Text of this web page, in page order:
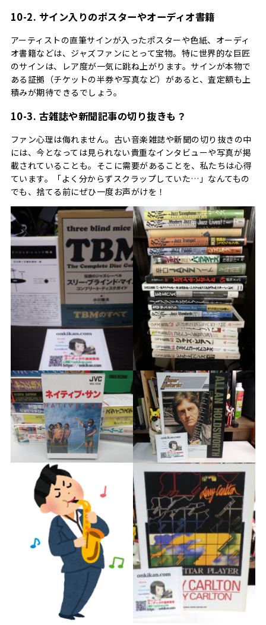
10-2. サイン入りのポスターやオーディオ書籍
アーティストの直筆サインが入ったポスターや色紙、オーディ
オ書籍などは、ジャズファンにとって宝物。特に世界的な巨匠
のサインは、レア度が一気に跳ね上がります。サインが本物で
ある証拠（チケットの半券や写真など）があると、査定額も上
積みが期待できるでしょう。
10-3. 古雑誌や新聞記事の切り抜きも？
ファン心理は侮れません。古い音楽雑誌や新聞の切り抜きの中
には、今となっては見られない貴重なインタビューや写真が掲
載されていることも。そこに需要があることを、私たちは心得
ています。「よく分からずスクラップしていた…」なんてもの
でも、捨てる前にぜひ一度お声がけを！